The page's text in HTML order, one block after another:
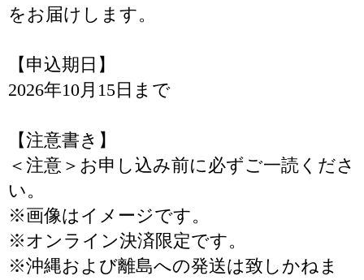
をお届けします。
【申込期日】
2026年10月15日まで
【注意書き】
＜注意＞お申し込み前に必ずご一読くださ
い。
※画像はイメージです。
※オンライン決済限定です。
※沖縄および離島への発送は致しかねま